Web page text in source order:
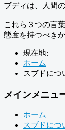
ブディは、人間
これら３つの言
態度を持つべき
現在地:
ホーム
スブドにつ
メインメニュ
ホーム
スブドにつ